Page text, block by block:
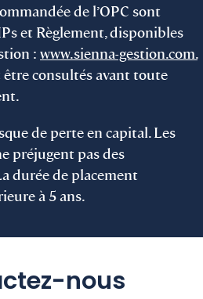
de l’OPC sont
et Règlement, disponibles
: www.sienna-gestion.com.
consultés avant toute
de perte en capital. Les
préjugent pas des
durée de placement
à 5 ans.
nous